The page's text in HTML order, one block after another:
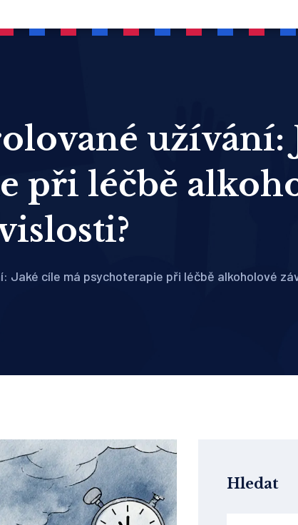
užívání:
při léčbě
Jaké cíle má psychoterapie při léčbě alkoholové
Hledat